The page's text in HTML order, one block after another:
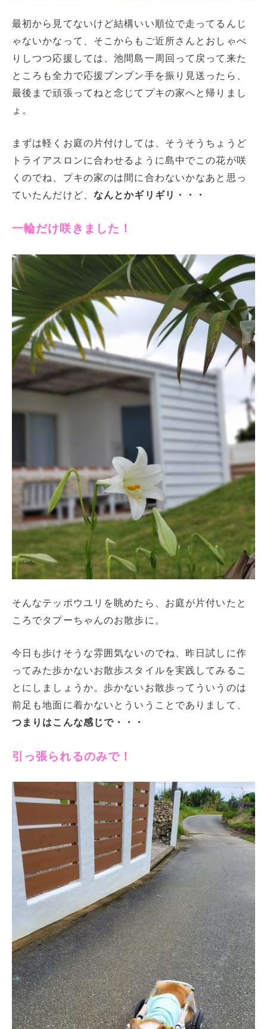
最初から見てないけど結構いい順位で走ってるんじ
ゃないかなって、そこからもご近所さんとおしゃべ
りしつつ応援しては、池間島一周回って戻って来た
ところも全力で応援ブンブン手を振り見送ったら、
最後まで頑張ってねと念じてプキの家へと帰りまし
ょ。
まずは軽くお庭の片付けしては、そうそうちょうど
トライアスロンに合わせるように島中でこの花が咲
くのでね、プキの家のは間に合わないかなあと思っ
ていたんだけど、 なんとかギリギリ・・・
一輪だけ咲きました！
そんなテッポウユリを眺めたら、お庭が片付いたと
ころでタプーちゃんのお散歩に。
今日も歩けそうな雰囲気ないのでね、昨日試しに作
ってみた歩かないお散歩スタイルを実践してみるこ
とにしましょうか。歩かないお散歩ってういうのは
前足も地面に着かないとういうことでありまして、
つまりはこんな感じで・・・
引っ張られるのみで！